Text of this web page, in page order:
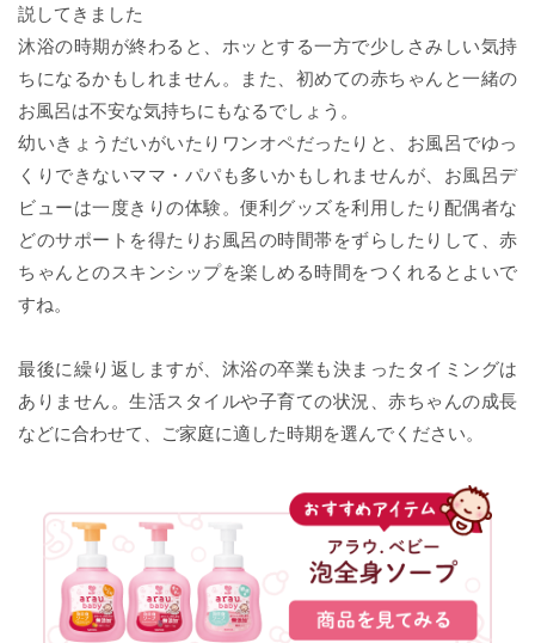
説してきました
沐浴の時期が終わると、ホッとする一方で少しさみしい気持
ちになるかもしれません。また、初めての赤ちゃんと一緒の
お風呂は不安な気持ちにもなるでしょう。
幼いきょうだいがいたりワンオペだったりと、お風呂でゆっ
くりできないママ・パパも多いかもしれませんが、お風呂デ
ビューは一度きりの体験。便利グッズを利用したり配偶者な
どのサポートを得たりお風呂の時間帯をずらしたりして、赤
ちゃんとのスキンシップを楽しめる時間をつくれるとよいで
すね。
最後に繰り返しますが、沐浴の卒業も決まったタイミングは
ありません。生活スタイルや子育ての状況、赤ちゃんの成長
などに合わせて、ご家庭に適した時期を選んでください。